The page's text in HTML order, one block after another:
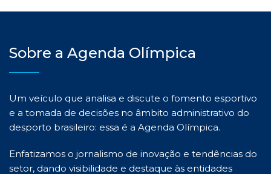
Sobre a Agenda Olímpica
Um veículo que analisa e discute o fomento esportivo
e a tomada de decisões no âmbito administrativo do
desporto brasileiro: essa é a Agenda Olímpica.
Enfatizamos o jornalismo de inovação e tendências do
setor, dando visibilidade e destaque às entidades